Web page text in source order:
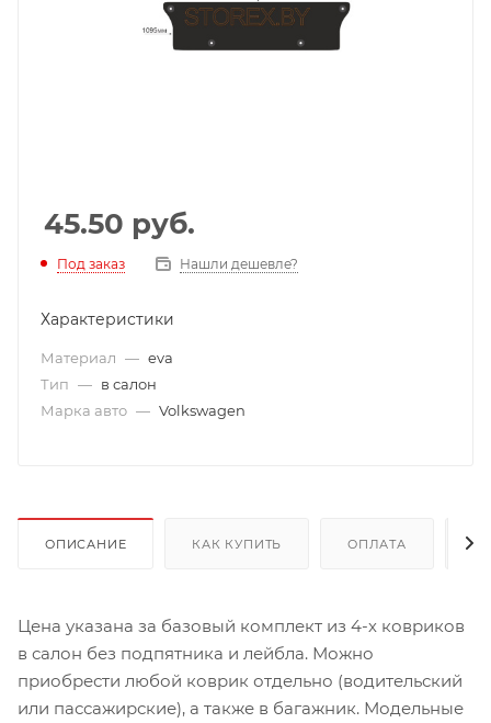
45.50 руб.
Под заказ Нашли дешевле?
Характеристики
Материал — eva
Тип — в салон
Марка авто — Volkswagen
ОПИСАНИЕ КАК КУПИТЬ ОПЛАТА
Цена указана за базовый комплект из 4-х ковриков
в салон без подпятника и лейбла. Можно
приобрести любой коврик отдельно (водительский
или пассажирские), а также в багажник. Модельные